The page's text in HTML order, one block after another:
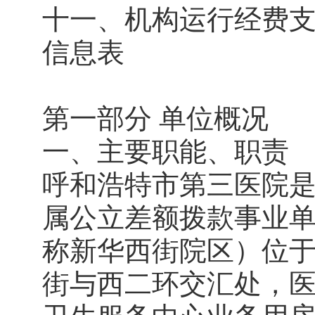
十一、机构运行经费
信息表
第一部分 单位概况
一、主要职能、职责
呼和浩特市第三医院
属公立差额拨款事业
称新华西街院区）位
街与西二环交汇处，